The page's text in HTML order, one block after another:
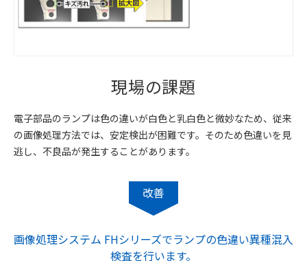
現場の課題
電子部品のランプは色の違いが白色と乳白色と微妙なため、従来
の画像処理方法では、安定検出が困難です。そのため色違いを見
逃し、不良品が発生することがあります。
改善
画像処理システム FHシリーズでランプの色違い異種混入
検査を行います。